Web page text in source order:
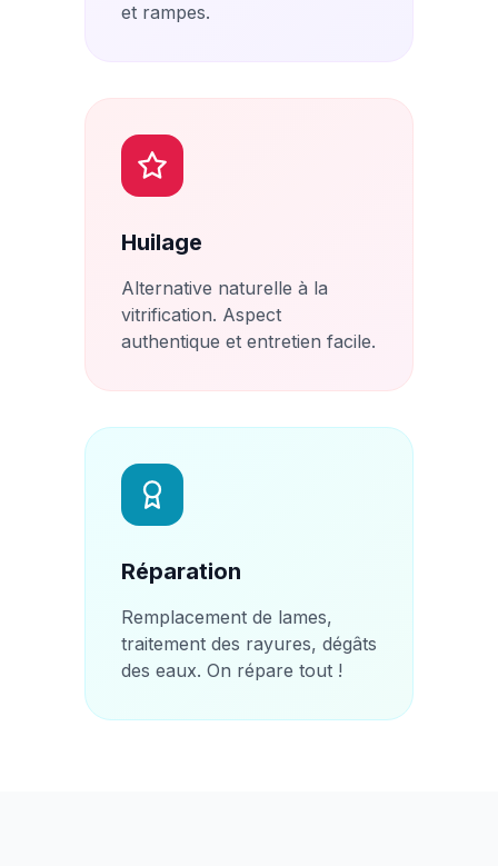
et rampes.
Huilage
Alternative naturelle à la
vitrification. Aspect
authentique et entretien facile.
Réparation
Remplacement de lames,
traitement des rayures, dégâts
des eaux. On répare tout !